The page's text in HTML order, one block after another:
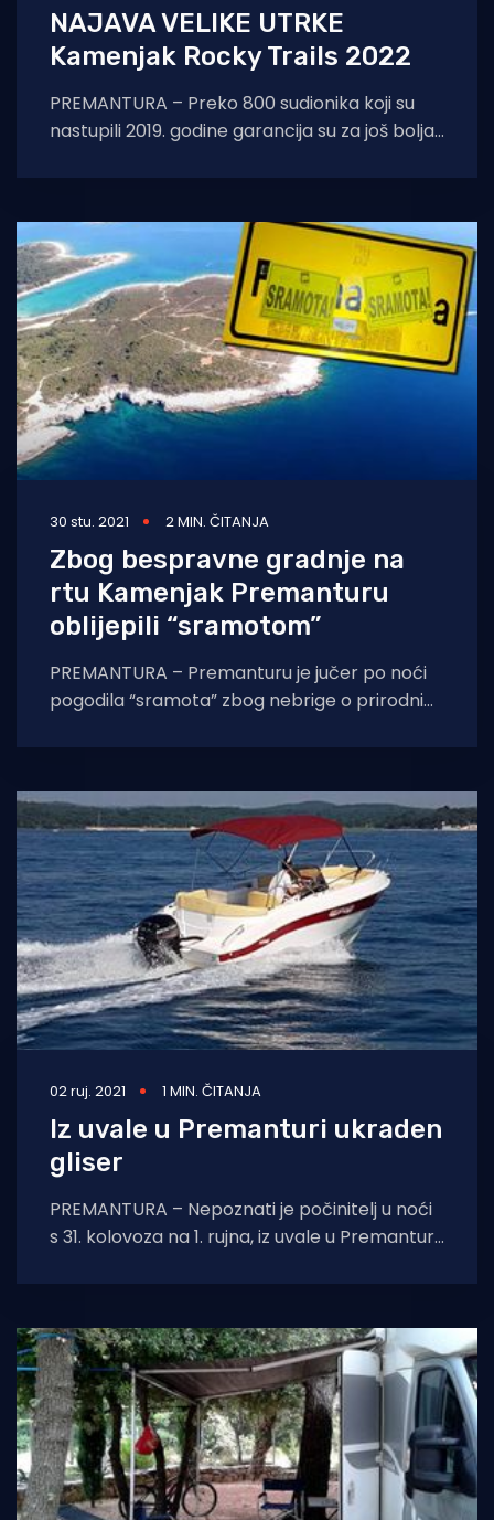
NAJAVA VELIKE UTRKE
Kamenjak Rocky Trails 2022
PREMANTURA – Preko 800 sudionika koji su
nastupili 2019. godine garancija su za još bolja
Potvrda
30 stu. 2021 2 MIN. ČITANJA
Zbog bespravne gradnje na
rtu Kamenjak Premanturu
oblijepili “sramotom”
PREMANTURA – Premanturu je jučer po noći
pogodila “sramota” zbog nebrige o prirodnim
rugla
02 ruj. 2021 1 MIN. ČITANJA
Iz uvale u Premanturi ukraden
gliser
PREMANTURA – Nepoznati je počinitelj u noći
s 31. kolovoza na 1. rujna, iz uvale u Premanturi,